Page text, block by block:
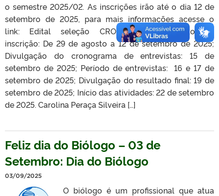
o semestre 2025/02. As inscrições irão até o dia 12 de
setembro de 2025, para mais informações acesse o
link: Edital seleção CRONOGRAMA Período de
inscrição: De 29 de agosto a 12 de setembro de 2025;
Divulgação do cronograma de entrevistas: 15 de
setembro de 2025; Período de entrevistas: 16 e 17 de
setembro de 2025; Divulgação do resultado final: 19 de
setembro de 2025; Início das atividades: 22 de setembro
de 2025. Carolina Peraça Silveira […]
Feliz dia do Biólogo – 03 de
Setembro: Dia do Biólogo
03/09/2025
O biólogo é um profissional que atua